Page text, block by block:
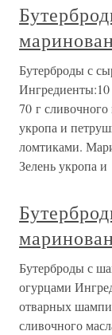
Бутерброды с
70 г
укропа и
ломтиками.
Зелень укропа и
Бутерброды с
огурцами
отварных
сливочного